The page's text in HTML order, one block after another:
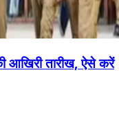
आखिरी तारीख, ऐसे करें